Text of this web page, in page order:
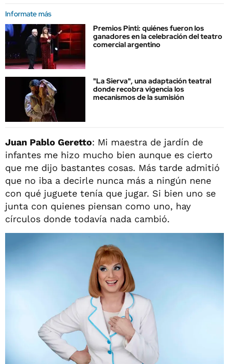
Informate más
Premios Pinti: quiénes fueron los
ganadores en la celebración del teatro
comercial argentino
"La Sierva", una adaptación teatral
donde recobra vigencia los
mecanismos de la sumisión
Juan Pablo Geretto: Mi maestra de jardín de
infantes me hizo mucho bien aunque es cierto
que me dijo bastantes cosas. Más tarde admitió
que no iba a decirle nunca más a ningún nene
con qué juguete tenía que jugar. Si bien uno se
junta con quienes piensan como uno, hay
círculos donde todavía nada cambió.